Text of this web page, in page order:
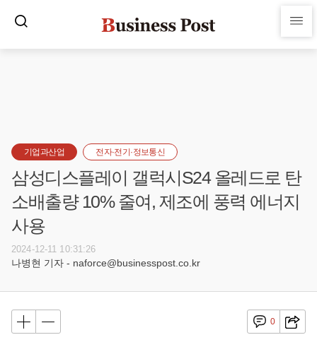
기업과산업 전자·전기·정보통신
삼성디스플레이 갤럭시S24 올레드로 탄
소배출량 10% 줄여, 제조에 풍력 에너지
사용
2024-12-11 10:31:26
나병현 기자 - naforce@businesspost.co.kr
0